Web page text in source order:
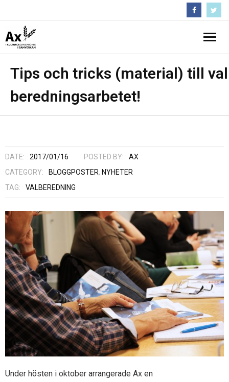
Hem
Nyheter
- Medlemsbrev
Projekt
- Krisstödsprojekt
- Folk och Kultur
- Ax utmärkelser
Om Ax
- Medlemmar
- Bli medlem
- Samarbeten
- Om Ax
- Styrande dokument
Arkiv
Tips och tricks (material) till val
beredningsarbetet!
DATE: 2017/01/16 POSTED BY:
AX
CATEGORY:
BLOGGPOSTER, NYHETER
TAG:
VALBEREDNING
Under hösten i oktober arrangerade Ax en